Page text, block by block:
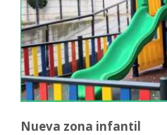
Nueva zona infantil